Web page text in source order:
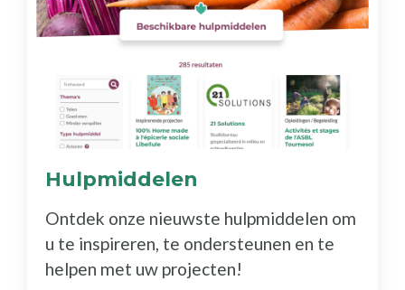
Hulpmiddelen
Ontdek onze nieuwste hulpmiddelen om
u te inspireren, te ondersteunen en te
helpen met uw projecten!